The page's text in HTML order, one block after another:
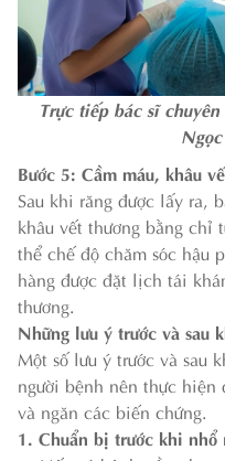
Trực tiếp bác sĩ
Bước 5: Cầm máu, khâu
Sau khi răng được lấy ra,
khâu vết thương bằng chỉ
thể chế độ chăm sóc hậu
hàng được đặt lịch tái
thương.
Những lưu ý trước và sau
Một số lưu ý trước và sau
người bệnh nên thực hiện
và ngăn các biến chứng.
1. Chuẩn bị trước khi nhổ